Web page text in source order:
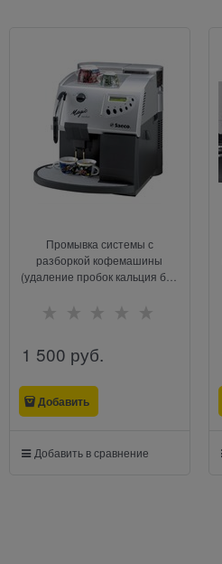
Промывка системы с
разборкой кофемашины
(удаление пробок кальция без
1 500 руб.
Добавить
Добавить в сравнение